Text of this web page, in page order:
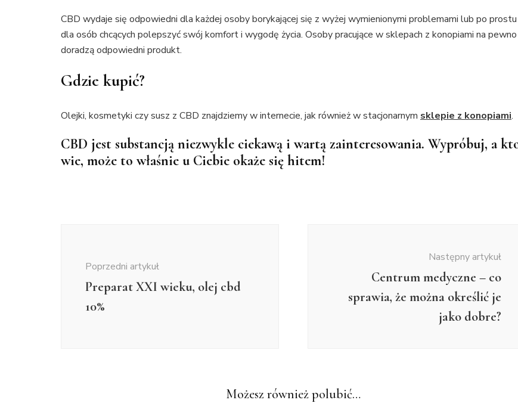
CBD wydaje się odpowiedni dla każdej osoby borykającej się z wyżej wymienionymi problemami lub po prostu
dla osób chcących polepszyć swój komfort i wygodę życia. Osoby pracujące w sklepach z konopiami na pewno
doradzą odpowiedni produkt.
Gdzie kupić?
Olejki, kosmetyki czy susz z CBD znajdziemy w internecie, jak również w stacjonarnym sklepie z konopiami.
CBD jest substancją niezwykle ciekawą i wartą zainteresowania. Wypróbuj, a
wie, może to właśnie u Ciebie okaże się hitem!
Poprzedni artykuł
Preparat XXI wieku, olej cbd
10%
Następny artykuł
Centrum medyczne – co
sprawia, że można określić je
jako dobre?
Możesz również polubić…